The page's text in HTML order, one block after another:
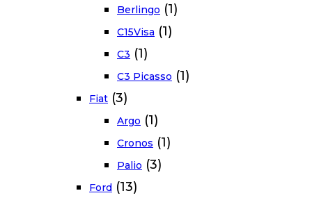
Berlingo (1)
C15Visa (1)
C3 (1)
C3 Picasso (1)
Fiat (3)
Argo (1)
Cronos (1)
Palio (3)
Ford (13)